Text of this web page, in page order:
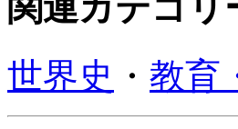
世界史 ・ 教育